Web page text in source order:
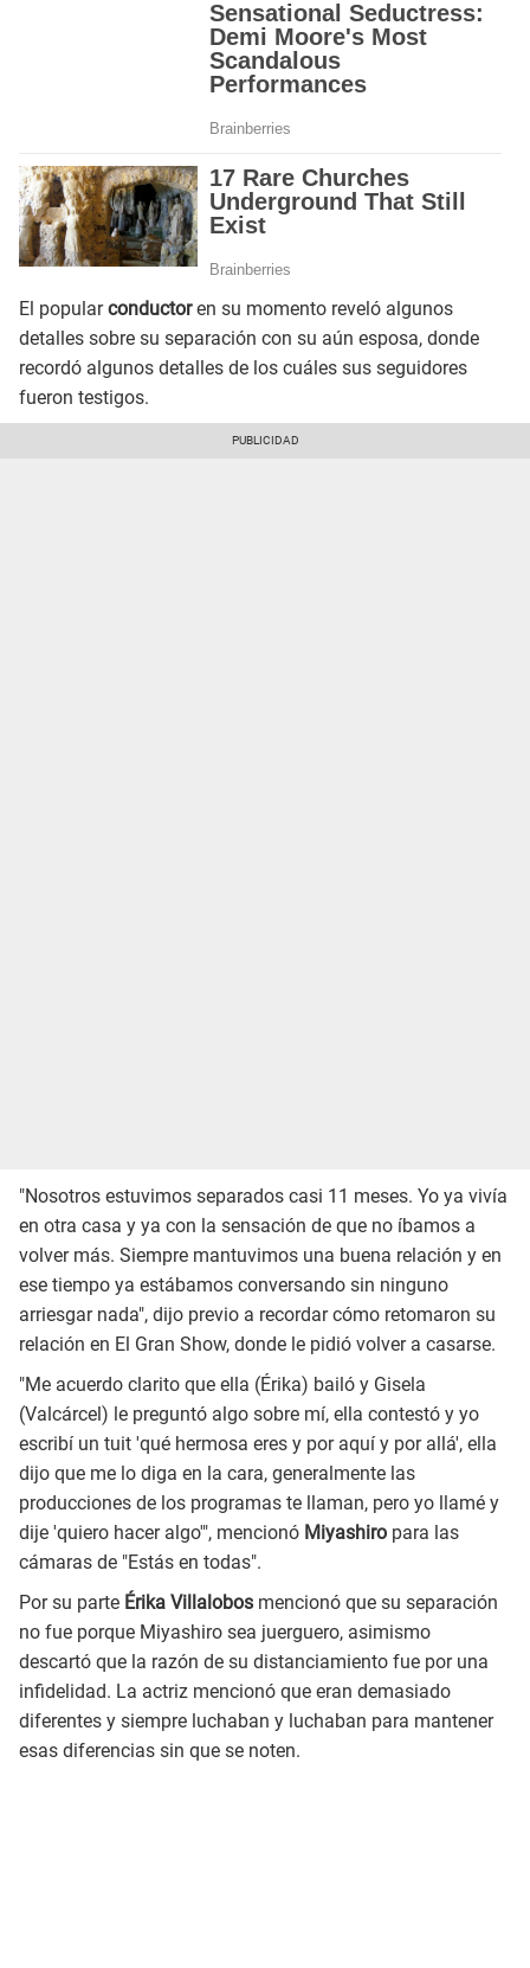
El popularconductoren su momento reveló algunos
detalles sobre su separación con su aún esposa, donde
recordó algunos detalles de los cuáles sus seguidores
fueron testigos.
"Nosotros estuvimos separados casi 11 meses. Yo ya vivía
en otra casa y ya con la sensación de que no íbamos a
volver más. Siempre mantuvimos una buena relación y en
ese tiempo ya estábamos conversando sin ninguno
arriesgar nada", dijo previo a recordar cómo retomaron su
relación en El Gran Show, donde le pidió volver a casarse.
"Me acuerdo clarito que ella (Érika) bailó y Gisela
(Valcárcel) le preguntó algo sobre mí, ella contestó y yo
escribí un tuit 'qué hermosa eres y por aquí y por allá', ella
dijo que me lo diga en la cara, generalmente las
producciones de los programas te llaman, pero yo llamé y
dije 'quiero hacer algo'", mencionó Miyashiro para las
cámaras de "Estás en todas".
Por su parte Érika Villalobos mencionó que su separación
no fue porque Miyashiro sea juerguero, asimismo
descartó que la razón de su distanciamiento fue por una
infidelidad. La actriz mencionó que eran demasiado
diferentes y siempre luchaban y luchaban para mantener
esas diferencias sin que se noten.